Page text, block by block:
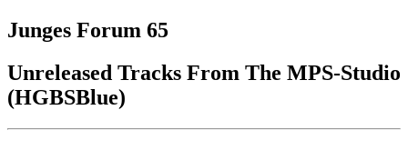
Junges Forum 65
Unreleased Tracks From The MPS-Studio
(HGBSBlue)